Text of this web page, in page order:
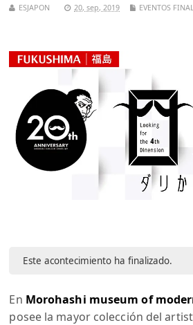
ESJAPON 20, sep, 2019 EVENTOS
Este acontecimiento ha finalizado.
En Morohashi museum of
posee la mayor colección del